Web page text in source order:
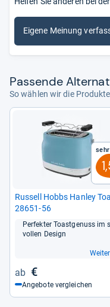
Eigene Meinung
Pas­sende
So wählen wir die
Rus­sell Hobbs Han­ley
28651-​56
Per­fek­ter Toast­ge­nuss im
vol­len Design
€
Angebote vergleichen